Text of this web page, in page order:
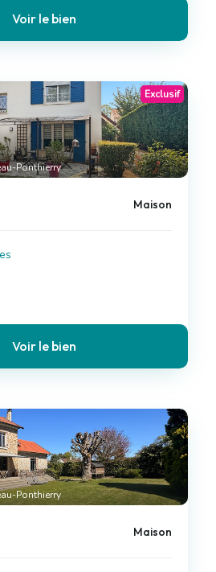
Voir le bien
Ponthierry
Exclusif
Maison
Voir le bien
Ponthierry
Maison